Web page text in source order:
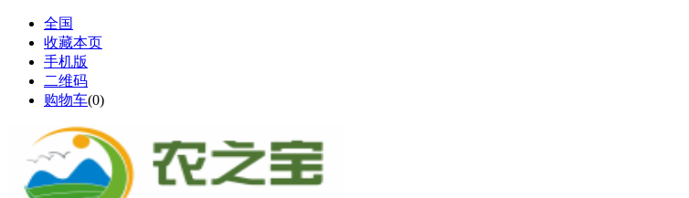
全国
收藏本页
手机版
二维码
购物车(0)